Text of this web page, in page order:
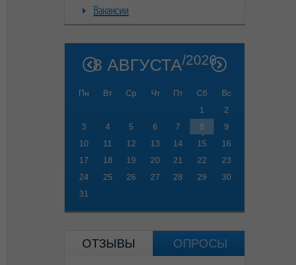
Вакансии
8 АВГУСТА/2026
Пн Вт Ср Чт Пт Сб
Вс
1
2
3
4 5 6 7 8
9
10
11 12 13 14 15
16
17
18 19 20 21 22
23
24
25 26 27 28 29
30
31
ОТЗЫВЫ ОПРОСЫ